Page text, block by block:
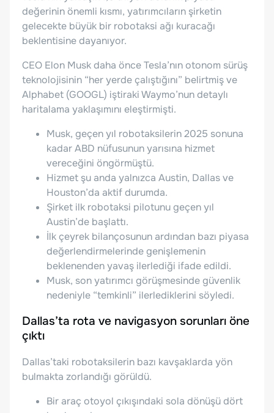
değerinin önemli kısmı, yatırımcıların şirketin
gelecekte büyük bir robotaksi ağı kuracağı
beklentisine dayanıyor.
CEO Elon Musk daha önce Tesla’nın otonom sürüş
teknolojisinin “her yerde çalıştığını” belirtmiş ve
Alphabet (GOOGL) iştiraki Waymo’nun detaylı
haritalama yaklaşımını eleştirmişti.
Musk, geçen yıl robotaksilerin 2025 sonuna
kadar ABD nüfusunun yarısına hizmet
vereceğini öngörmüştü.
Hizmet şu anda yalnızca Austin, Dallas ve
Houston’da aktif durumda.
Şirket ilk robotaksi pilotunu geçen yıl
Austin’de başlattı.
İlk çeyrek bilançosunun ardından bazı piyasa
değerlendirmelerinde genişlemenin
beklenenden yavaş ilerlediği ifade edildi.
Musk, son yatırımcı görüşmesinde güvenlik
nedeniyle “temkinli” ilerlediklerini söyledi.
Dallas’ta rota ve navigasyon sorunları öne
çıktı
Dallas’taki robotaksilerin bazı kavşaklarda yön
bulmakta zorlandığı görüldü.
Bir araç otoyol çıkışındaki sola dönüşü dört